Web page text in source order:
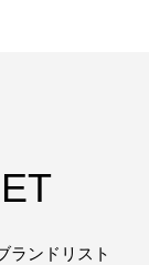
ランドリスト